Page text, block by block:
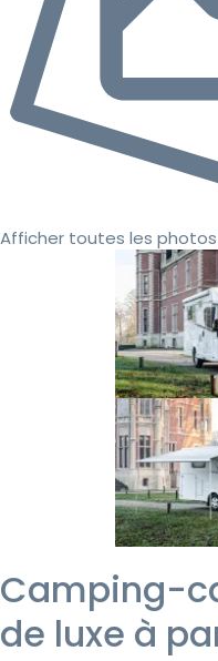
Afficher toutes les photos
Camping-
de luxe à